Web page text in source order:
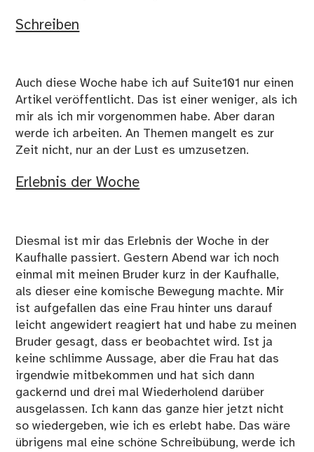
Schreiben
Auch diese Woche habe ich auf Suite101 nur einen
Artikel veröffentlicht. Das ist einer weniger, als ich
mir als ich mir vorgenommen habe. Aber daran
werde ich arbeiten. An Themen mangelt es zur
Zeit nicht, nur an der Lust es umzusetzen.
Erlebnis der Woche
Diesmal ist mir das Erlebnis der Woche in der
Kaufhalle passiert. Gestern Abend war ich noch
einmal mit meinen Bruder kurz in der Kaufhalle,
als dieser eine komische Bewegung machte. Mir
ist aufgefallen das eine Frau hinter uns darauf
leicht angewidert reagiert hat und habe zu meinen
Bruder gesagt, dass er beobachtet wird. Ist ja
keine schlimme Aussage, aber die Frau hat das
irgendwie mitbekommen und hat sich dann
gackernd und drei mal Wiederholend darüber
ausgelassen. Ich kann das ganze hier jetzt nicht
so wiedergeben, wie ich es erlebt habe. Das wäre
übrigens mal eine schöne Schreibübung, werde ich